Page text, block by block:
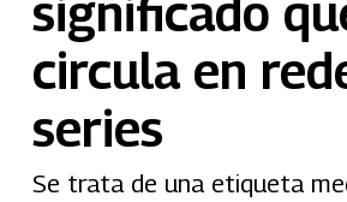
significado
circula en
series
Se trata de una etiqueta